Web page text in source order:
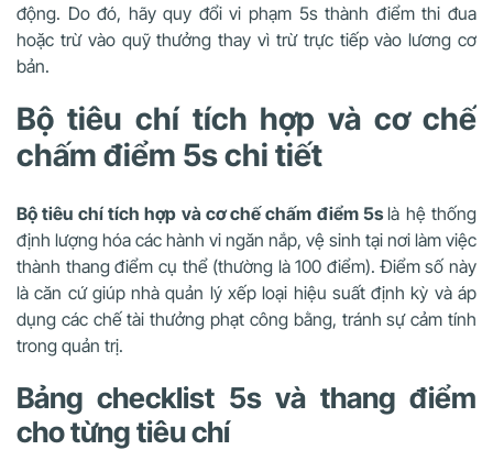
động. Do đó, hãy quy đổi vi phạm 5s thành điểm thi đua
hoặc trừ vào quỹ thưởng thay vì trừ trực tiếp vào lương cơ
bản.
Bộ tiêu chí tích hợp và cơ chế
chấm điểm 5s chi tiết
Bộ tiêu chí tích hợp và cơ chế chấm điểm 5slà hệ thống
định lượng hóa các hành vi ngăn nắp, vệ sinh tại nơi làm việc
thành thang điểm cụ thể (thường là 100 điểm). Điểm số này
là căn cứ giúp nhà quản lý xếp loại hiệu suất định kỳ và áp
dụng các chế tài thưởng phạt công bằng, tránh sự cảm tính
trong quản trị.
Bảng checklist 5s và thang điểm
cho từng tiêu chí